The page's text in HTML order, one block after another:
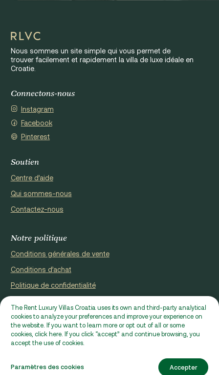
Nous sommes un site simple qui vous permet de
trouver facilement et rapidement la villa de luxe idéale en
Croatie.
Connectons-nous
Instagram
Facebook
Pinterest
Soutien
Centre d’aide
Qui sommes-nous
Contactez-nous
Notre politique
Conditions générales de vente
Conditions d’achat
Politique de confidentialité
Site web enregistré par Domus properties d.o.o., Ćaleta-Cari 53a,
HR - 22000, Croatia | VAT ID: HR97941229837
Ⓒ 2026 RLVC. Tous droits réservés.
Développé par Epic Digital
The Rent Luxury Villas Croatia uses its own and third-party analytical
cookies to analyze your preferences and improve your experience on
the website. If you want to learn more or opt out of all or some
cookies, click here. If you click “accept” and continue browsing, you
accept the use of cookies.
Paramètres des cookies Accepter